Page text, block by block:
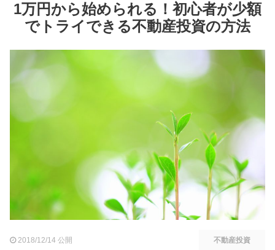
1万円から始められる！初心者が少額
でトライできる不動産投資の方法
2018/12/14 公開 不動産投資